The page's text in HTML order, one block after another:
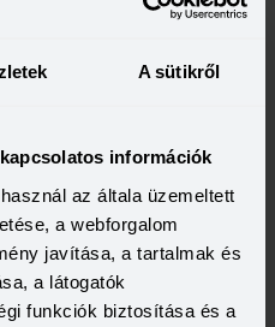
A sütikről
információk
az általa üzemeltett
a webforgalom
javítása, a tartalmak és
a látogatók
funkciók biztosítása és a
000 000 Ft
FELTÉTELEI
400 000 Ft
szeretnék